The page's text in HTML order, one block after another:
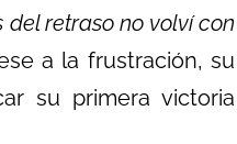
del retraso no volví con
a la frustración, su
su primera victoria